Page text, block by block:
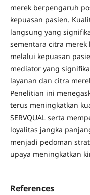
merek berpengaruh
kepuasan pasien.
langsung yang
sementara citra
melalui kepuasan
mediator yang
layanan dan citra
Penelitian ini
terus meningkatkan
SERVQUAL serta
loyalitas jangka
menjadi pedoman
upaya meningkatkan
References